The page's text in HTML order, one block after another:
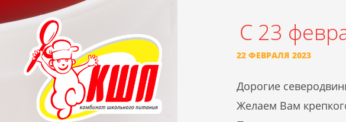
С 23
22 ФЕВРАЛЯ 2023
Дорогие
Желаем Вам